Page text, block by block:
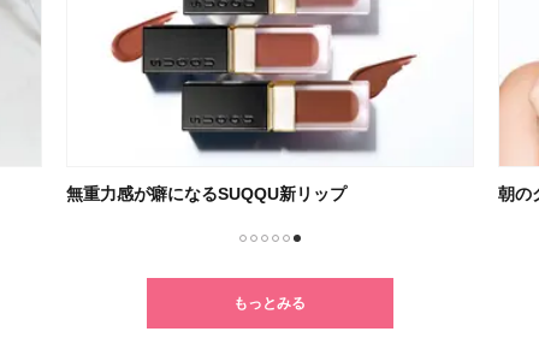
無重力感が癖になるSUQQU新リップ 朝の
もっとみる